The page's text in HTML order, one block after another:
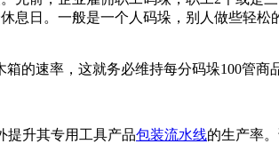
息日。一般是一个人码垛，别人做些轻
的速率，这就务必维持每分码垛100管
提升其专用工具产品包装流水线的生产率